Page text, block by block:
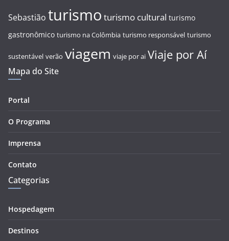
Sebastião turismo turismo cultural turismo
gastronômico turismo na Colômbia turismo responsável turismo
sustentável verão viagem viaje por ai Viaje por Aí
Mapa do Site
Portal
O Programa
Imprensa
Contato
Categorias
Hospedagem
Destinos